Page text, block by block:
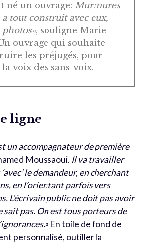
né un ouvrage: Murmures
a tout construit avec eux,
photos», souligne Marie
ouvrage qui souhaite
les préjugés, pour
voix des sans-voix.
ligne
un accompagnateur de première
Moussaoui. Il va travailler
‘avec’ le demandeur, en cherchant
en l’orientant parfois vers
L’écrivain public ne doit pas avoir
sait pas. On est tous porteurs de
En toile de fond de
personnalisé, outiller la